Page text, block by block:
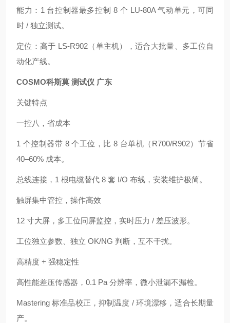
能力：1 台控制器最多控制 8 个 LU‑80A 气动单元，可同
时 / 独立测试。
定位：高于 LS‑R902（单主机），适合大批量、多工位自
动化产线。
COSMO科斯莫 测试仪 广东
关键特点
一控八，省成本
1 个控制器带 8 个工位，比 8 台单机（R700/R902）节省
40–60% 成本。
总线连接，1 根电缆替代 8 套 I/O 布线，安装维护极简。
触屏集中管控，操作高效
12 寸大屏，多工位同屏监控，实时压力 / 差压波形。
工位独立参数、独立 OK/NG 判断，互不干扰。
高精度 + 强稳定性
高性能差压传感器，0.1 Pa 分辨率，微小泄漏不漏检。
Mastering 标准品校正，抑制温度 / 环境漂移，适合长期量
产。